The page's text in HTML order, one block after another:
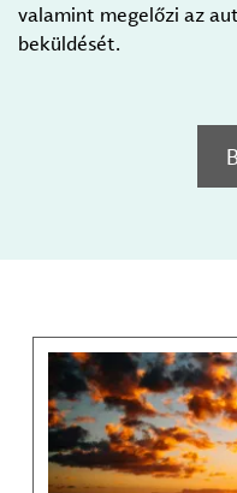
valamint megelőzi az
beküldését.